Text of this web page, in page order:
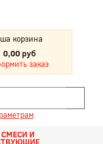
корзина
0,00 руб
заказ
И